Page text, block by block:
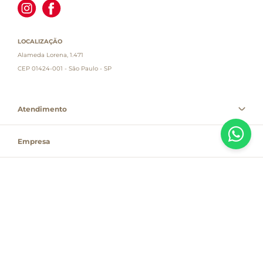
LOCALIZAÇÃO
Alameda Lorena, 1.471
CEP 01424-001 - São Paulo - SP
Atendimento
Empresa